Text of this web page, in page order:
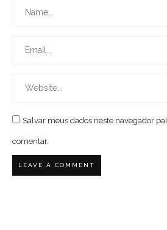
Salvar meus dados neste navegador
comentar.